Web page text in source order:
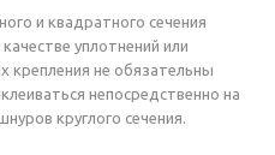
и квадратного сечения
уплотнений или
крепления не обязательны
непосредственно на
круглого сечения.